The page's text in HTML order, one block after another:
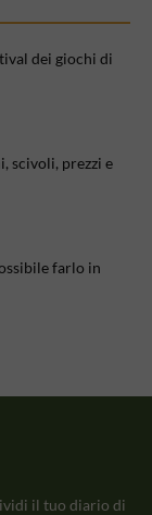
dei giochi di
scivoli, prezzi e
farlo in
il tuo diario di